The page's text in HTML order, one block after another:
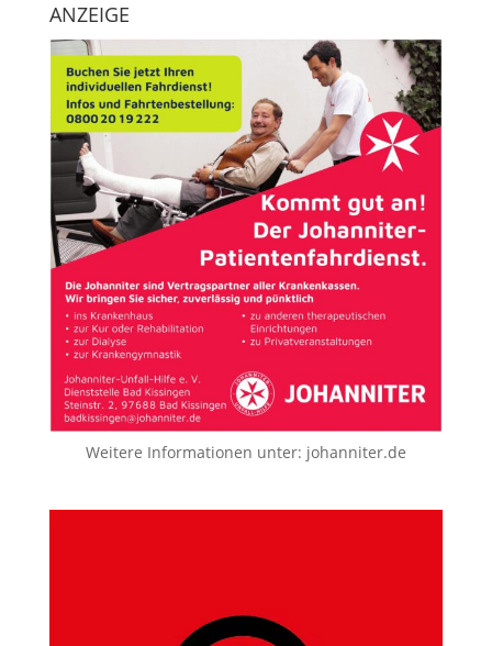
ANZEIGE
Weitere Informationen unter: johanniter.de